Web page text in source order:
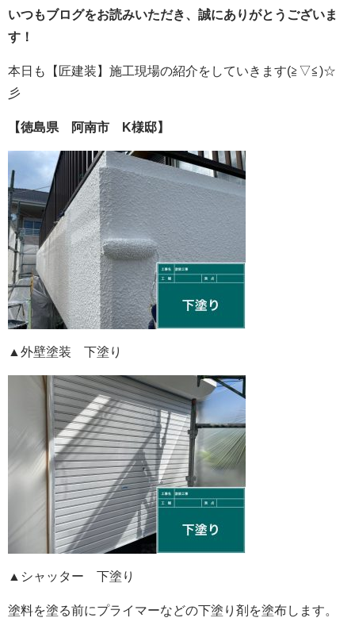
いつもブログをお読みいただき、誠にありがとうございま
す！
本日も【匠建装】施工現場の紹介をしていきます(≧▽≦)☆
彡
【徳島県 阿南市 K様邸】
▲外壁塗装 下塗り
▲シャッター 下塗り
塗料を塗る前にプライマーなどの下塗り剤を塗布します。